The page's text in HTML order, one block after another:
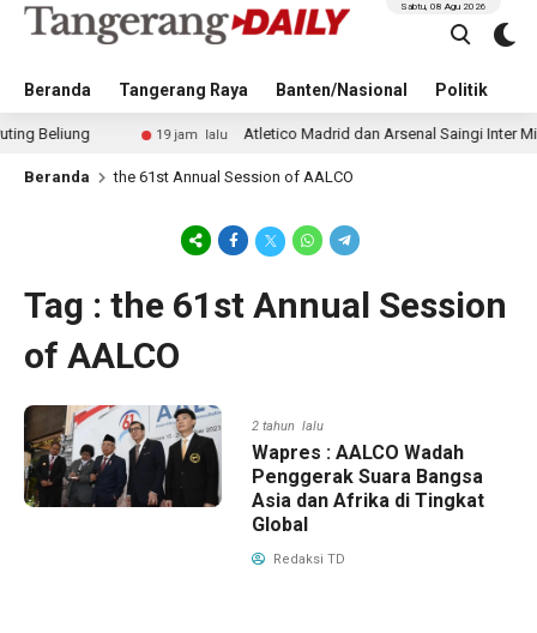
Beranda Tangerang Raya Banten/Nasional Politik
Sabtu, 08 Agu 2026
19 jam lalu Atletico Madrid dan Arsenal Saingi Inter Milan
Beranda the 61st Annual Session of AALCO
Tag : the 61st Annual Session
of AALCO
2 tahun lalu
Wapres : AALCO Wadah
Penggerak Suara Bangsa
Asia dan Afrika di Tingkat
Global
Redaksi TD